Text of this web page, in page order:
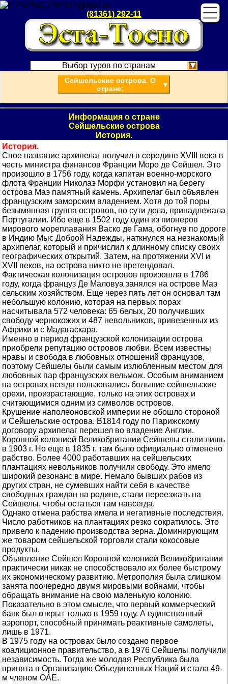
(81361) 292-11
Выбор туров по странам
Сейшельские острова. О
стране:
▼
Информация о стране
Сейшельские острова
История.
История.
Свое название архипелаг получил в середине XVIII века в
честь министра финансов Франции Моро де Сейшел. Это
произошло в 1756 году, когда капитан военно-морского
флота Франции Николаэ Морфи установил на берегу
острова Маэ памятный камень. Архипелаг был объявлен
французским заморским владением. Хотя до той поры
безымянная группа островов, по сути дела, принадлежала
Португалии. Ибо еще в 1502 году один из пионеров
мирового мореплавания Васко де Гама, обогнув по дороге
в Индию Мыс Доброй Надежды, наткнулся на незнакомый
архипелаг, который и причислил к длинному списку своих
географических открытий. Затем, на протяжении XVI и
XVII веков, на острова никто не претендовал.
Фактическая колонизация островов произошла в 1786
году, когда француз Де Маловуа занялся на острове Маэ
сельским хозяйством. Еще через пять лет он основал там
небольшую колонию, которая на первых порах
насчитывала 572 человека: 65 белых, 20 получивших
свободу чернокожих и 487 невольников, привезенных из
Африки и с Мадагаскара.
Именно в период французской колонизации острова
приобрели репутацию островов любви. Всем известны
нравы и свобода в любовных отношений французов,
поэтому Сейшелы были самым излюбленным местом для
любовных пар французских вельмож. Особым вниманием
на островах всегда пользовались большие сейшельские
орехи, произрастающие, только на этих островах и
считающимися одним из символов островов.
Крушение наполеоновской империи не обошло стороной
и Сейшельские острова. В1814 году по Парижскому
договору архипелаг перешел во владение Англии.
Коронной колонией Великобритании Сейшелы стали лишь
в 1903 г. Но еще в 1835 г. там было официально отменено
рабство. Более 4000 работавших на сейшельских
плантациях невольников получили свободу. Это имело
широкий резонанс в мире. Немало бывших рабов из
других стран, не сумевших найти себя в качестве
свободных граждан на родине, стали переезжать на
Сейшелы, чтобы остаться там навсегда.
Однако отмена рабства имела и негативные последствия.
Число работников на плантациях резко сократилось. Это
привело к падению производства зерна. Доминирующим
же товаром сейшельской торговли стали кокосовые
продукты.
Объявление Сейшел Коронной колонией Великобритании
практически никак не способствовало их более быстрому
их экономическому развитию. Метрополия была слишком
занята поочередно двумя мировыми войнами, чтобы
обращать внимание на свою маленькую колонию.
Показательно в этом смысле, что первый коммерческий
банк был открыт только в 1959 году. А единственный
аэропорт, способный принимать реактивные самолеты,
лишь в 1971.
В 1975 году на островах было создано первое
коалиционное правительство, а в 1976 Сейшелы получили
независимость. Тогда же молодая Республика была
принята в Организацию Объединенных Наций и стала 49-
м членом ОАЕ.